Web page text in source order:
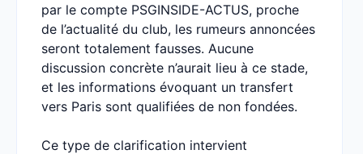
par le compte PSGINSIDE-ACTUS, proche
de l’actualité du club, les rumeurs annoncées
seront totalement fausses. Aucune
discussion concrète n’aurait lieu à ce stade,
et les informations évoquant un transfert
vers Paris sont qualifiées de non fondées.
Ce type de clarification intervient